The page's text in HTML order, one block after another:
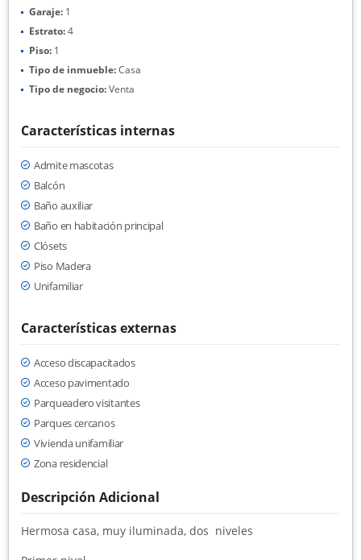
Garaje: 1
Estrato:4
Piso: 1
Tipo de inmueble:Casa
Tipo de negocio:Venta
Características internas
Admite mascotas
Balcón
Baño auxiliar
Baño en habitación principal
Clósets
Piso Madera
Unifamiliar
Características externas
Acceso discapacitados
Acceso pavimentado
Parqueadero visitantes
Parques cercanos
Vivienda unifamiliar
Zona residencial
Descripción Adicional
Hermosa casa, muy iluminada, dos niveles